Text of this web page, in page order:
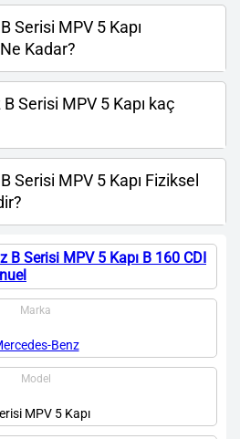
Serisi MPV 5 Kapı
Kadar?
Serisi MPV 5 Kapı kaç
Serisi MPV 5 Kapı Fiziksel
B Serisi MPV 5 Kapı B 160 CDI
Marka
Benz
Model
MPV 5 Kapı